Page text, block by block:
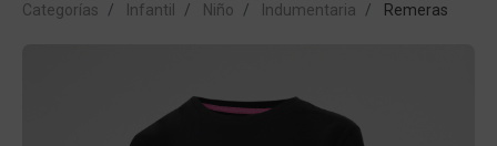
Categorías Infantil Niño Indumentaria Remeras